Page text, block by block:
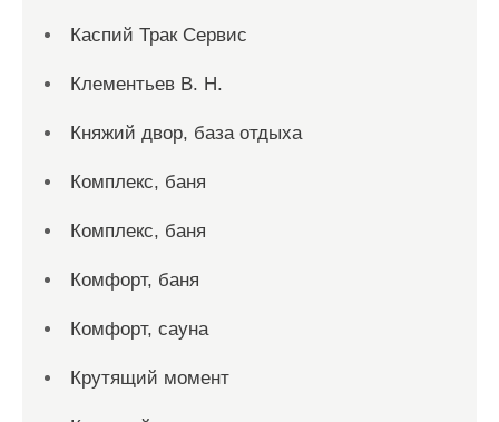
Каспий Трак Сервис
Клементьев В. Н.
Княжий двор, база отдыха
Комплекс, баня
Комплекс, баня
Комфорт, баня
Комфорт, сауна
Крутящий момент